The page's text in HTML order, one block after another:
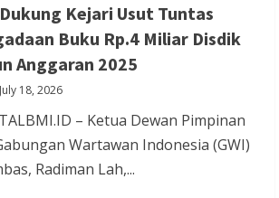
Kejari Usut Tuntas
Buku Rp.4 Miliar Disdik
Anggaran 2025
July 18, 2026
– Ketua Dewan Pimpinan
Wartawan Indonesia (GWI)
Radiman Lah,...